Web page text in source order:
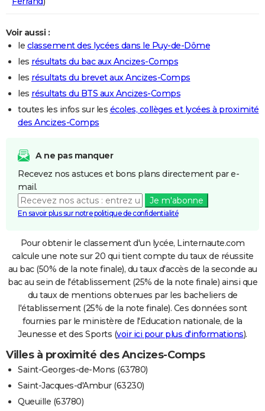
Voir aussi :
le classement des lycées dans le Puy-de-Dôme
les résultats du bac aux Ancizes-Comps
les résultats du brevet aux Ancizes-Comps
les résultats du BTS aux Ancizes-Comps
toutes les infos sur les écoles, collèges et lycées à proximité
des Ancizes-Comps
A ne pas manquer
Recevez nos astuces et bons plans directement par e-
mail.
Je m'abonne
En savoir plus sur notre politique de confidentialité
Pour obtenir le classement d'un lycée, Linternaute.com
calcule une note sur 20 qui tient compte du taux de réussite
au bac (50% de la note finale), du taux d'accès de la seconde au
bac au sein de l'établissement (25% de la note finale) ainsi que
du taux de mentions obtenues par les bacheliers de
l'établissement (25% de la note finale). Ces données sont
fournies par le ministère de l'Education nationale, de la
Jeunesse et des Sports (voir ici pour plus d'informations).
Villes à proximité des Ancizes-Comps
Saint-Georges-de-Mons (63780)
Saint-Jacques-d'Ambur (63230)
Queuille (63780)